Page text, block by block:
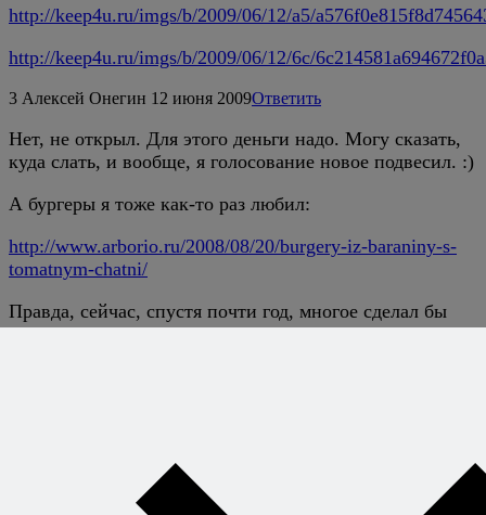
http://keep4u.ru/imgs/b/2009/06/12/a5/
http://keep4u.ru/imgs/b/2009/06/12/6c/
3 Алексей Онегин 12 июня 2009Ответить
Нет, не открыл. Для этого деньги надо. Могу сказать,
куда слать, и вообще, я голосование новое подвесил. :)
А бургеры я тоже как-то раз любил:
http://www.arborio.ru/2008/08/20/burgery-iz-baraniny-s-
tomatnym-chatni/
Правда, сейчас, спустя почти год, многое сделал бы
совершенно иначе.
12 июня 2009